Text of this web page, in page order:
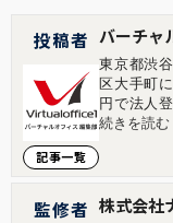
投稿者
記事一覧
バーチャ
東京都渋
区大手町
円で法人
ができる
ビル8B バ
続きを読む
監修者 株式会社